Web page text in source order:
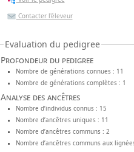
Contacter l'éleveur
Evaluation du pedigree
Profondeur du pedigree
Nombre de générations connues : 11
Nombre de générations complètes : 1
Analyse des ancêtres
Nombre d’individus connus : 15
Nombre d’ancêtres uniques : 11
Nombre d’ancêtres communs : 2
Nombre d’ancêtres communs aux